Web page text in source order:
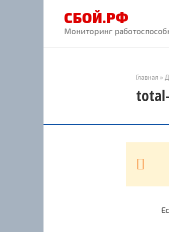
СБОЙ.РФ
Мониторинг
Главная »